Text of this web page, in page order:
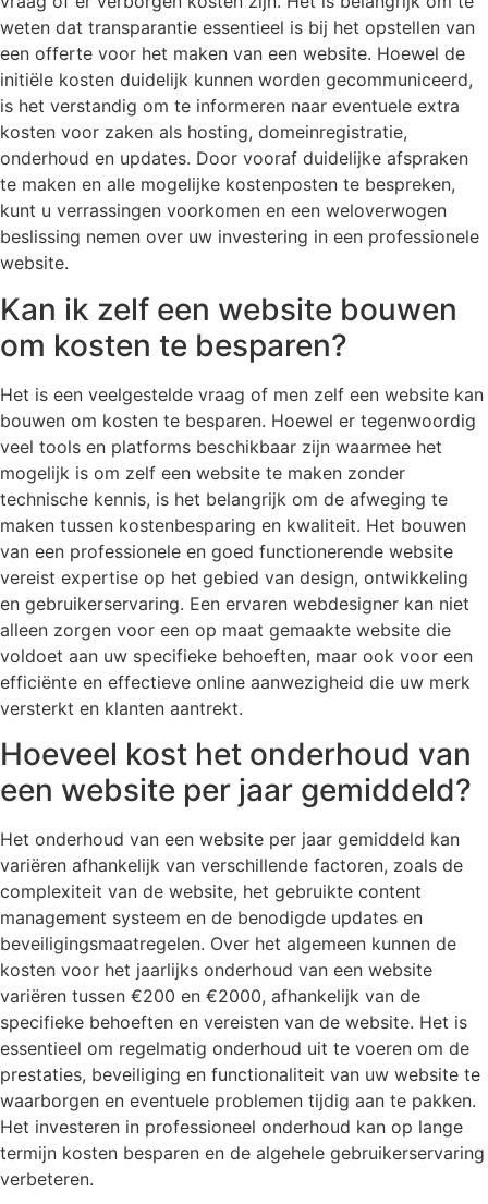
weten dat transparantie essentieel is bij het opstellen van
een offerte voor het maken van een website. Hoewel de
initiële kosten duidelijk kunnen worden gecommuniceerd,
is het verstandig om te informeren naar eventuele extra
kosten voor zaken als hosting, domeinregistratie,
onderhoud en updates. Door vooraf duidelijke afspraken
te maken en alle mogelijke kostenposten te bespreken,
kunt u verrassingen voorkomen en een weloverwogen
beslissing nemen over uw investering in een professionele
website.
Kan ik zelf een website bouwen
om kosten te besparen?
Het is een veelgestelde vraag of men zelf een website kan
bouwen om kosten te besparen. Hoewel er tegenwoordig
veel tools en platforms beschikbaar zijn waarmee het
mogelijk is om zelf een website te maken zonder
technische kennis, is het belangrijk om de afweging te
maken tussen kostenbesparing en kwaliteit. Het bouwen
van een professionele en goed functionerende website
vereist expertise op het gebied van design, ontwikkeling
en gebruikerservaring. Een ervaren webdesigner kan niet
alleen zorgen voor een op maat gemaakte website die
voldoet aan uw specifieke behoeften, maar ook voor een
efficiënte en effectieve online aanwezigheid die uw merk
versterkt en klanten aantrekt.
Hoeveel kost het onderhoud van
een website per jaar gemiddeld?
Het onderhoud van een website per jaar gemiddeld kan
variëren afhankelijk van verschillende factoren, zoals de
complexiteit van de website, het gebruikte content
management systeem en de benodigde updates en
beveiligingsmaatregelen. Over het algemeen kunnen de
kosten voor het jaarlijks onderhoud van een website
variëren tussen €200 en €2000, afhankelijk van de
specifieke behoeften en vereisten van de website. Het is
essentieel om regelmatig onderhoud uit te voeren om de
prestaties, beveiliging en functionaliteit van uw website te
waarborgen en eventuele problemen tijdig aan te pakken.
Het investeren in professioneel onderhoud kan op lange
termijn kosten besparen en de algehele gebruikerservaring
verbeteren.